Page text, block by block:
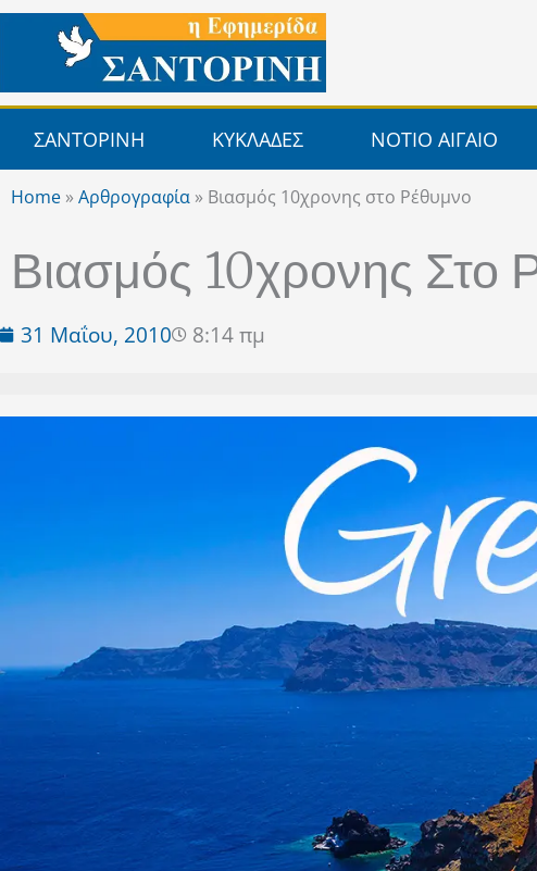
Μετάβαση
περιεχόμενο
ΣΑΝΤΟΡΙΝΗ ΚΥΚΛΑΔΕΣ ΝΟΤΙΟ ΑΙΓΑΙΟ
Home »Αρθρογραφία » Βιασμός 10χρονης στο Ρέθυμνο
Βιασμός 10χρονης Στο
31 Μαΐου, 2010 8:14 πμ